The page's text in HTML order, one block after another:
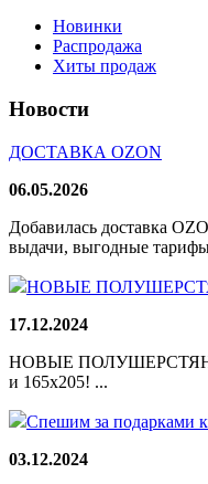
Новинки
Распродажа
Хиты продаж
Новости
ДОСТАВКА OZON
06.05.2026
Добавилась доставка
выдачи, выгодные
НОВЫЕ
17.12.2024
НОВЫЕ
и 165х205! ...
Спешим за подарками
03.12.2024